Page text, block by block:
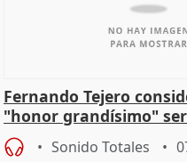
Fernando Tejero
"honor grandísimo"
la representación
Sonido Totales